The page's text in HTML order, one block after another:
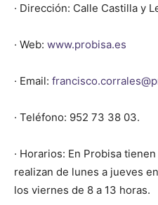
· Dirección: Calle Castilla y
· Web: www.probisa.es
· Email:
· Teléfono: 952 73 38 03.
· Horarios: En Probisa
realizan de lunes a jueves
los viernes de 8 a 13 horas.